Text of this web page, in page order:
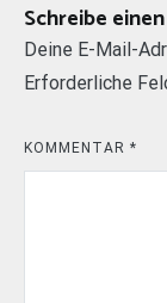
Schreibe
Deine E-Mail-
Erforderliche
KOMMENTAR *